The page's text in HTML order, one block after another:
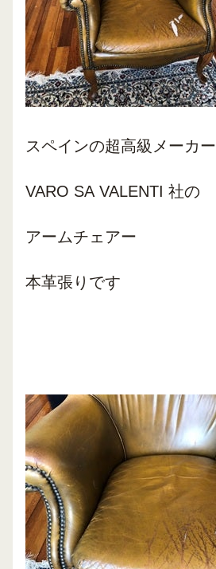
スペインの超高級メーカー
VARO SA VALENTI 社の
アームチェアー
本革張りです